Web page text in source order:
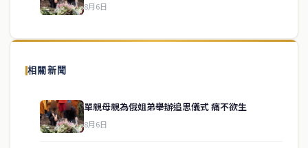
8月6日
相關新聞
單親母親為俄姐弟舉辦追思儀式 痛不欲生
8月6日
關於我們
泰國中文新聞（TCN）是一家總部設於曼谷的中文新聞媒體，致力於
供即時、客觀、多元的中文新聞內容。